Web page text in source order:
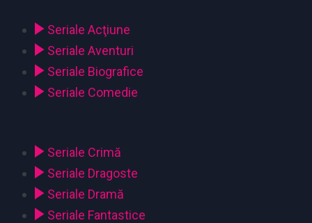
Seriale Acţiune
Seriale Aventuri
Seriale Biografice
Seriale Comedie
Seriale Crimă
Seriale Dragoste
Seriale Dramă
Seriale Fantastice